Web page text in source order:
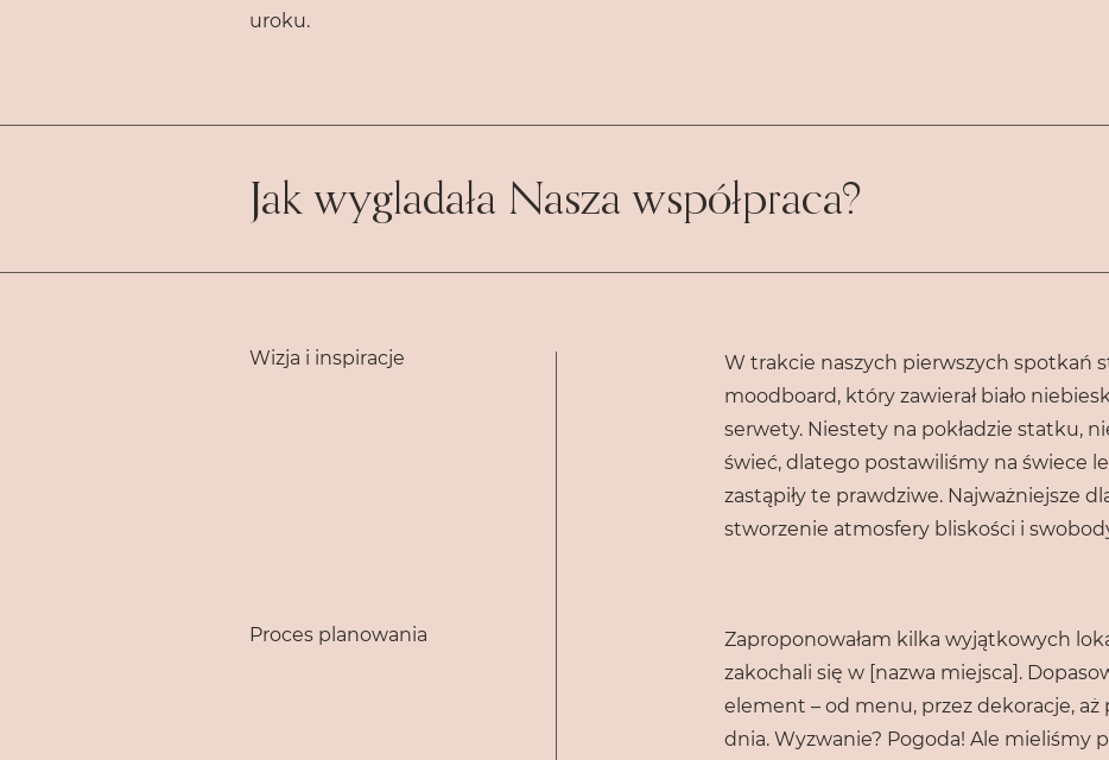
uroku.
Jak wygladała Nasza współpraca?
Wizja i inspiracje
Proces planowania
W trakcie naszych pierwszych spotkań
moodboard, który zawierał biało
serwety. Niestety na pokładzie statku,
świeć, dlatego postawiliśmy na świece
zastąpiły te prawdziwe. Najważniejsze
stworzenie atmosfery bliskości i
Zaproponowałam kilka wyjątkowych
zakochali się w [nazwa miejsca].
element – od menu, przez dekoracje,
dnia. Wyzwanie? Pogoda! Ale mieliśmy